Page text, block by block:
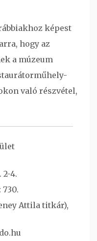
képest
hogy az
a múzeum
való részvétel,
2-4.
730.
Attila titkár),